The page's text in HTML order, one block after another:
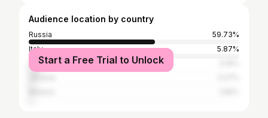
Audience location by country
Russia
59.73%
Italy
5.87%
France
Start a Free Trial to Unlock